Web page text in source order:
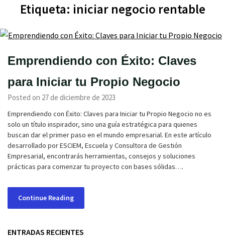
Etiqueta: iniciar negocio rentable
Emprendiendo con Éxito: Claves
para Iniciar tu Propio Negocio
Posted on 27 de diciembre de 2023
Emprendiendo con Éxito: Claves para Iniciar tu Propio Negocio no es
solo un título inspirador, sino una guía estratégica para quienes
buscan dar el primer paso en el mundo empresarial. En este artículo
desarrollado por ESCIEM, Escuela y Consultora de Gestión
Empresarial, encontrarás herramientas, consejos y soluciones
prácticas para comenzar tu proyecto con bases sólidas….
Continue Reading
ENTRADAS RECIENTES